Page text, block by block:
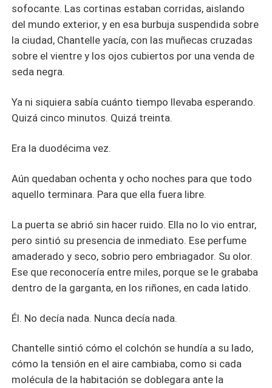
sofocante. Las cortinas estaban corridas, aislando
del mundo exterior, y en esa burbuja suspendida sobre
la ciudad, Chantelle yacía, con las muñecas cruzadas
sobre el vientre y los ojos cubiertos por una venda de
seda negra.
Ya ni siquiera sabía cuánto tiempo llevaba esperando.
Quizá cinco minutos. Quizá treinta.
Era la duodécima vez.
Aún quedaban ochenta y ocho noches para que todo
aquello terminara. Para que ella fuera libre.
La puerta se abrió sin hacer ruido. Ella no lo vio entrar,
pero sintió su presencia de inmediato. Ese perfume
amaderado y seco, sobrio pero embriagador. Su olor.
Ese que reconocería entre miles, porque se le grababa
dentro de la garganta, en los riñones, en cada latido.
Él. No decía nada. Nunca decía nada.
Chantelle sintió cómo el colchón se hundía a su lado,
cómo la tensión en el aire cambiaba, como si cada
molécula de la habitación se doblegara ante la